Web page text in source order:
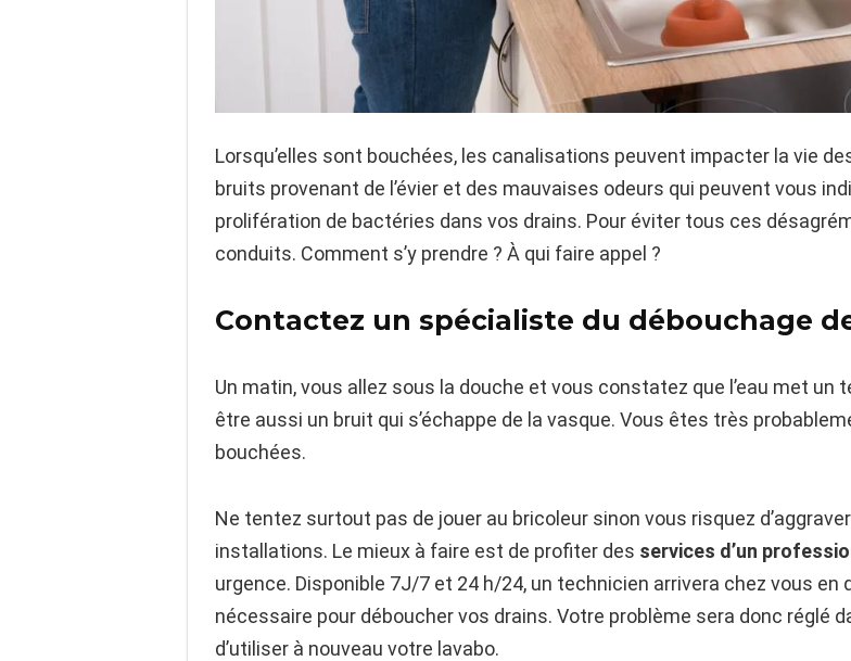
Lorsqu’elles sont bouchées, les canalisations peuvent impacter la vie
bruits provenant de l’évier et des mauvaises odeurs qui peuvent vous
prolifération de bactéries dans vos drains. Pour éviter tous ces
conduits. Comment s’y prendre ? À qui faire appel ?
Contactez un spécialiste du débouchage
Un matin, vous allez sous la douche et vous constatez que l’eau met un
être aussi un bruit qui s’échappe de la vasque. Vous êtes très
bouchées.
Ne tentez surtout pas de jouer au bricoleur sinon vous risquez
installations. Le mieux à faire est de profiter des services d’un
urgence. Disponible 7J/7 et 24 h/24, un technicien arrivera chez vous
nécessaire pour déboucher vos drains. Votre problème sera donc réglé
d’utiliser à nouveau votre lavabo.